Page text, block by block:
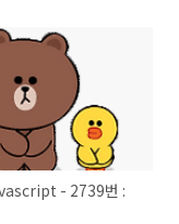
- 2739번 :